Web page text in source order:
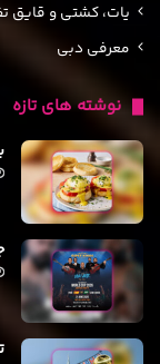
یات، کشتی و قایق
معرفی دبی
نوشته های تازه